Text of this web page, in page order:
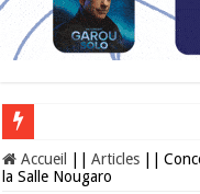
Les Nocturnes de la Cité de
Accueil Articles
la Salle Nougaro